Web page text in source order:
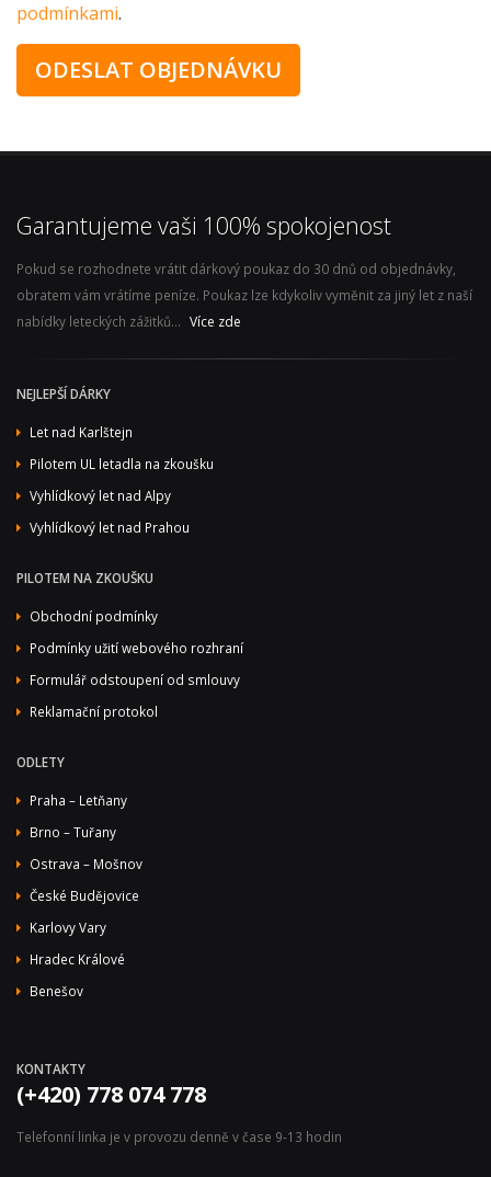
podmínkami.
Garantujeme vaši 100% spokojenost
Pokud se rozhodnete vrátit dárkový poukaz do 30 dnů od objednávky,
obratem vám vrátíme peníze. Poukaz lze kdykoliv vyměnit za jiný let z naší
nabídky leteckých zážitků... Více zde
NEJLEPŠÍ DÁRKY
Let nad Karlštejn
Pilotem UL letadla na zkoušku
Vyhlídkový let nad Alpy
Vyhlídkový let nad Prahou
PILOTEM NA ZKOUŠKU
Obchodní podmínky
Podmínky užití webového rozhraní
Formulář odstoupení od smlouvy
Reklamační protokol
ODLETY
Praha – Letňany
Brno – Tuřany
Ostrava – Mošnov
České Budějovice
Karlovy Vary
Hradec Králové
Benešov
KONTAKTY
(+420) 778 074 778
Telefonní linka je v provozu denně v čase 9-13 hodin